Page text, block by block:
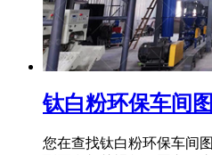
钛白粉环保车间
您在查找钛白粉环保车间